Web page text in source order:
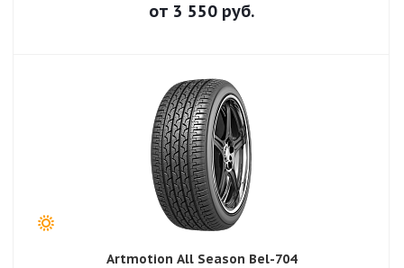
от 3 550руб.
Artmotion All Season Bel-704